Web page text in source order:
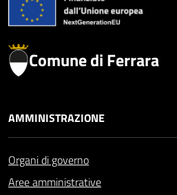
Comune di Ferrara
AMMINISTRAZIONE
Organi di governo
Aree amministrative